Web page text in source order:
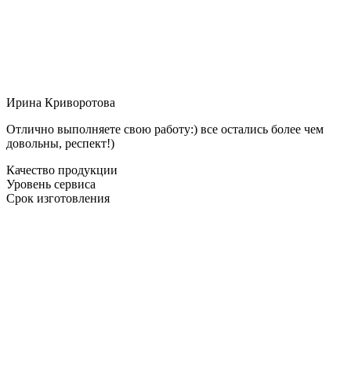
Ирина Криворотова
Отлично выполняете свою работу:) все остались более чем
довольны, респект!)
Качество продукции
Уровень сервиса
Срок изготовления